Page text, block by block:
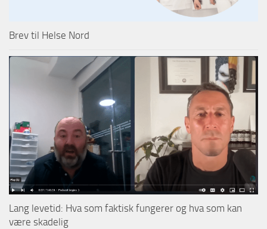
Brev til Helse Nord
Lang levetid: Hva som faktisk fungerer og hva som kan
være skadelig